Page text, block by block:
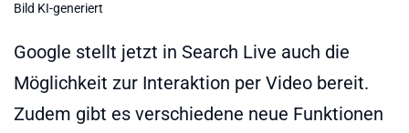
Bild KI-generiert
Google stellt jetzt in Search Live auch die
Möglichkeit zur Interaktion per Video bereit.
Zudem gibt es verschiedene neue Funktionen